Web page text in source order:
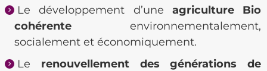
Le développement d’une agriculture Bio
cohérente environnementalement,
socialement et économiquement.
Le renouvellement des générations de